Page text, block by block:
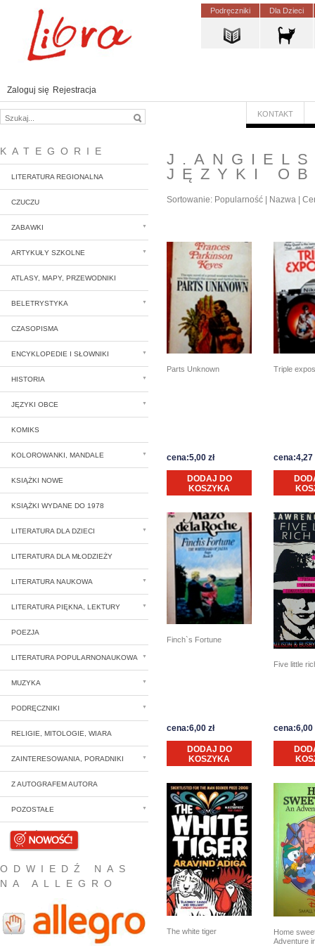
Podręczniki Dla Dzieci
Zaloguj się Rejestracja
KONTAKT
KATEGORIE
LITERATURA REGIONALNA
CZUCZU
ZABAWKI
ARTYKUŁY SZKOLNE
ATLASY, MAPY, PRZEWODNIKI
BELETRYSTYKA
CZASOPISMA
ENCYKLOPEDIE I SŁOWNIKI
HISTORIA
JĘZYKI OBCE
KOMIKS
KOLOROWANKI, MANDALE
KSIĄŻKI NOWE
KSIĄŻKI WYDANE DO 1978
LITERATURA DLA DZIECI
LITERATURA DLA MŁODZIEŻY
LITERATURA NAUKOWA
LITERATURA PIĘKNA, LEKTURY
POEZJA
LITERATURA POPULARNONAUKOWA
MUZYKA
PODRĘCZNIKI
RELIGIE, MITOLOGIE, WIARA
ZAINTERESOWANIA, PORADNIKI
Z AUTOGRAFEM AUTORA
POZOSTAŁE
NOWOŚCI
ODWIEDŹ NAS
NA ALLEGRO
JĘZYKI
Sortowanie: Popularność Nazwa
Parts Unknown
cena:5,00 zł
DODAJ DO
KOSZYKA
Triple
cena:4,27
Finch`s Fortune
cena:6,00 zł
DODAJ DO
KOSZYKA
Five little
cena:6,00
The white tiger
Home
Adventure